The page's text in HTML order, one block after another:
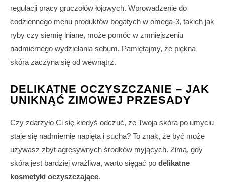
regulacji pracy gruczołów łojowych. Wprowadzenie do
codziennego menu produktów bogatych w omega-3, takich jak
ryby czy siemię lniane, może pomóc w zmniejszeniu
nadmiernego wydzielania sebum. Pamiętajmy, że piękna
skóra zaczyna się od wewnątrz.
DELIKATNE OCZYSZCZANIE – JAK
UNIKNĄĆ ZIMOWEJ PRZESADY
Czy zdarzyło Ci się kiedyś odczuć, że Twoja skóra po umyciu
staje się nadmiernie napięta i sucha? To znak, że być może
używasz zbyt agresywnych środków myjących. Zimą, gdy
skóra jest bardziej wrażliwa, warto sięgać po delikatne
kosmetyki oczyszczające.